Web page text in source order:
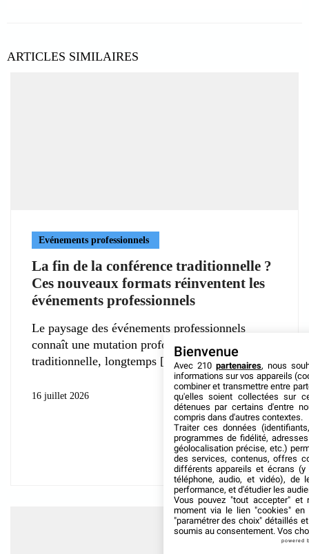
ARTICLES SIMILAIRES
Evénements professionnels
La fin de la conférence traditionnelle ?
Ces nouveaux formats réinventent les
événements professionnels
Le paysage des événements professionnels
connaît une mutation profonde. La conférence
traditionnelle, longtemps
16 juillet 2026
Bienvenue
Avec 210 partenaires, nous
informations sur vos appareils
combiner et transmettre entre
qu'elles soient collectées sur
détenues par certains d'entre
compris dans d'autres contextes.
Traiter ces données
programmes de fidélité,
géolocalisation précise, etc.)
des services, contenus, offres
différents appareils et écrans (y
téléphone, audio, et vidéo), de
performance, et d'étudier les
Vous pouvez "tout accepter" et
moment via le lien "cookies" en
"paramétrer des choix" détaillés
soumis au consentement. Vos
powered